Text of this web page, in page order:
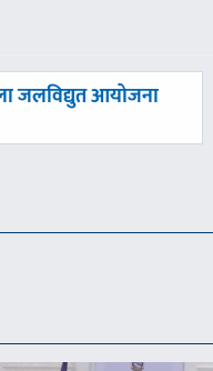
जलविद्युत आयोजना